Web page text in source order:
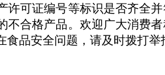
许可证编号等标识是否齐全
不合格产品。欢迎广大消费
品安全问题，请及时拨打举